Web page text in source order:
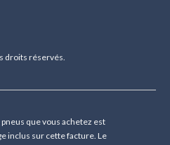
droits réservés.
que vous achetez est
inclus sur cette facture. Le